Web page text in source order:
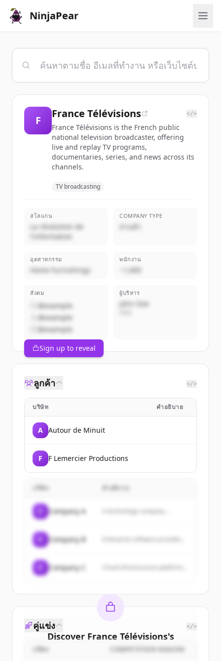
NinjaPear
F
France Télévisions </>
France Télévisions is the French public
national television broadcaster, offering
live and replay TV programs,
documentaries, series, and news across its
channels.
TV broadcasting
สโลแกน
La révolution de
l'information
COMPANY TYPE
ส่วนตัว
อุตสาหกรรม
Home Furnishings
พนักงาน
~1,000
สังคม
@example
@example
@example
ผู้บริหาร
John Doe
Sign up to reveal
ลูกค้า </>
บริษัท คำอธิบาย
A Autour de Minuit
F F Lemercier Productions
คำอธิบาย
Company A A technology company...
Company B
Company C
Discover France Télévisions's
customers
คู่แข่ง </>
COMPETITION REASON